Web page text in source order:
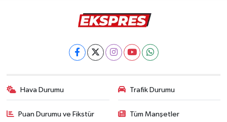
Hava Durumu Trafik Durumu
Puan Durumu ve Fikstür Tüm Manşetler